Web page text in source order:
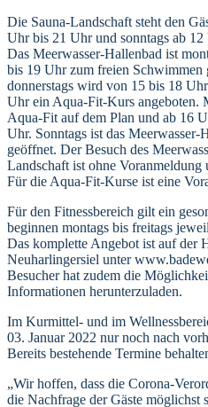
Die Sauna-Landschaft steht den
Uhr bis 21 Uhr und sonntags ab
Das Meerwasser-Hallenbad ist
bis 19 Uhr zum freien Schwimmen
donnerstags wird von 15 bis 18
Uhr ein Aqua-Fit-Kurs angeboten.
Aqua-Fit auf dem Plan und ab 16
Uhr. Sonntags ist das
geöffnet. Der Besuch des
Landschaft ist ohne
Für die Aqua-Fit-Kurse ist eine
Für den Fitnessbereich gilt ein
beginnen montags bis freitags
Das komplette Angebot ist auf der
Neuharlingersiel unter
Besucher hat zudem die
Informationen herunterzuladen.
Im Kurmittel- und im
03. Januar 2022 nur noch nach
Bereits bestehende Termine
„Wir hoffen, dass die Corona-
die Nachfrage der Gäste möglichst